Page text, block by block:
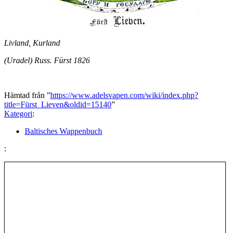
Livland, Kurland
(Uradel) Russ. Fürst 1826
Hämtad från ”https://www.adelsvapen.com/wiki/index.php?
title=Fürst_Lieven&oldid=15140”
Kategori:
Baltisches Wappenbuch
: